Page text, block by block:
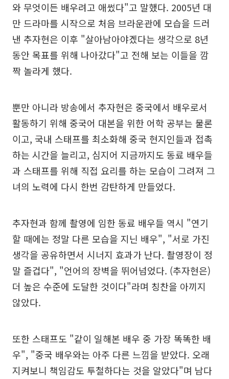
와 무엇이든 배우려고 애썼다"고 말했다. 2005년 대
만 드라마를 시작으로 처음 브라운관에 모습을 드러
낸 추자현은 이후 "살아남아야겠다는 생각으로 8년
동안 목표를 위해 나아갔다"고 전해 보는 이들을 깜
짝 놀라게 했다.
뿐만 아니라 방송에서 추자현은 중국에서 배우로서
활동하기 위해 중국어 대본을 위한 어학 공부는 물론
이고, 국내 스태프를 최소화해 중국 현지인들과 접촉
하는 시간을 늘리고, 심지어 지금까지도 동료 배우들
과 스태프를 위해 직접 요리를 하는 모습이 그려져 그
녀의 노력에 다시 한번 감탄하게 만들었다.
추자현과 함께 촬영에 임한 동료 배우들 역시 "연기
할 때에는 정말 다른 모습을 지닌 배우", "서로 가진
생각을 공유하면서 시너지 효과가 난다. 촬영장이 정
말 즐겁다", "언어의 장벽을 뛰어넘었다. (추자현은)
더 높은 수준에 도달한 것이다"라며 칭찬을 아끼지
않았다.
또한 스태프도 "같이 일해본 배우 중 가장 똑똑한 배
우", "중국 배우와는 아주 다른 느낌을 받았다. 오래
지켜보니 책임감도 투철하다는 것을 알았다"며 남다